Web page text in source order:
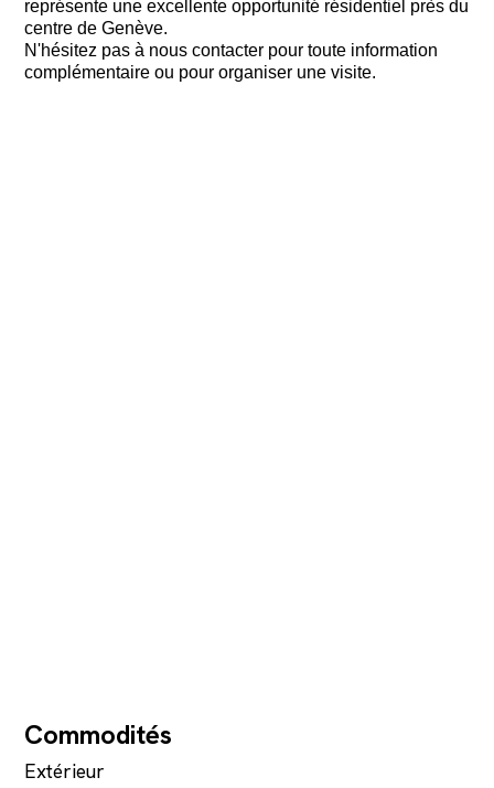
représente une excellente opportunité résidentiel près du
centre de Genève.
N'hésitez pas à nous contacter pour toute information
complémentaire ou pour organiser une visite.
Commodités
Extérieur